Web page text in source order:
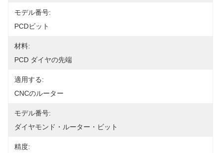
モデル番号:
PCDビット
材料:
PCD ダイヤの先端
適用する:
CNCのルーター
モデル番号:
ダイヤモンド・ルーター・ビット
精度: